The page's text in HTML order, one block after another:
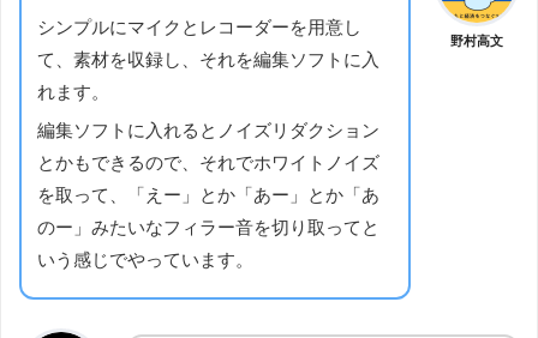
野村高文
シンプルにマイクとレコーダーを用意し
て、素材を収録し、それを編集ソフトに入
れます。
編集ソフトに入れるとノイズリダクション
とかもできるので、それでホワイトノイズ
を取って、「えー」とか「あー」とか「あ
のー」みたいなフィラー音を切り取ってと
いう感じでやっています。